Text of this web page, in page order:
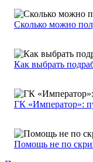
Сколько можно
Как выбрать
ГК «Император»:
Помощь не по